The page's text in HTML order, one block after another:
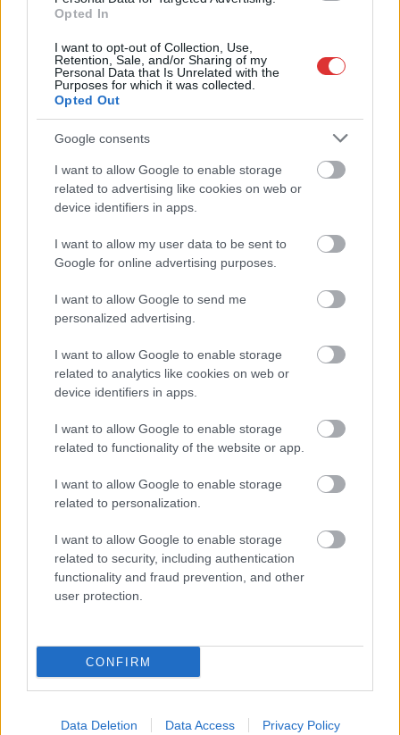
Opted In
I want to opt-out of Collection, Use,
Retention, Sale, and/or Sharing of my
Personal Data that Is Unrelated with the
Purposes for which it was collected.
Opted Out
Google consents
I want to allow Google to enable storage
related to advertising like cookies on web or
device identifiers in apps.
I want to allow my user data to be sent to
Google for online advertising purposes.
I want to allow Google to send me
personalized advertising.
I want to allow Google to enable storage
related to analytics like cookies on web or
device identifiers in apps.
I want to allow Google to enable storage
related to functionality of the website or app.
I want to allow Google to enable storage
related to personalization.
I want to allow Google to enable storage
related to security, including authentication
functionality and fraud prevention, and other
user protection.
CONFIRM
Data Deletion Data Access Privacy Policy
palackozott víz ivásával
jobban támogatjuk
csapvíz fogyasztásával.
Természetesen nem az
ihatatlan minőségű
csapvizekre gondolunk. Már olvashattuk azokat a
számításokat is, miszerint a palackozott víz kétharmada
TOVÁBB OLVASOM
JNSZ megyei hírek csapvíz ,egészség,fogyasztás ívóvíz,Jász-
Nagykun Szolnok megye
palack
A MOL azt ígérte, javítanak a jelenleg
borzalmasan működő palackvisszaváltáson –
2024.09.27. Kiss Lajos
Egyre több automatát
De a legfontosabb az
lenne, hogy a már
munkába állított gépek
lehessen visszaváltani a palackokat. A MOL most ígéretet tett
arra, hogy javítanak a rendszeren.